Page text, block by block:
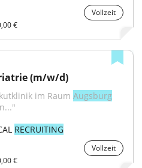
Vollzeit
€
(m/w/d)
im Raum Augsburg
RECRUITING
Vollzeit
€